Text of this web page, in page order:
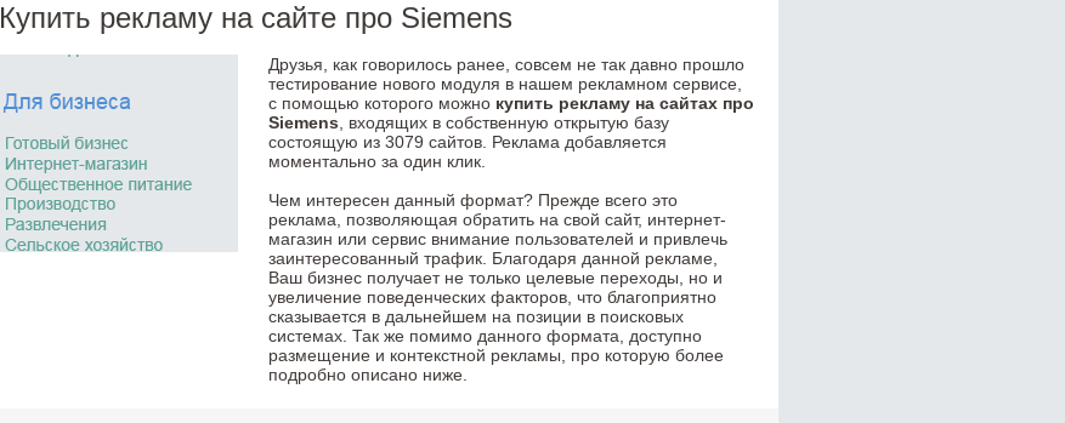
Купить рекламу на сайте про Siemens
Друзья, как говорилось ранее, совсем не так давно прошло
тестирование нового модуля в нашем рекламном сервисе,
с помощью которого можно купить рекламу на сайтах про
Siemens , входящих в собственную открытую базу
состоящую из 3079 сайтов. Реклама добавляется
моментально за один клик.
Чем интересен данный формат? Прежде всего это
реклама, позволяющая обратить на свой сайт, интернет-
магазин или сервис внимание пользователей и привлечь
заинтересованный трафик. Благодаря данной рекламе,
Ваш бизнес получает не только целевые переходы, но и
увеличение поведенческих факторов, что благоприятно
сказывается в дальнейшем на позиции в поисковых
системах. Так же помимо данного формата, доступно
размещение и контекстной рекламы, про которую более
подробно описано ниже.